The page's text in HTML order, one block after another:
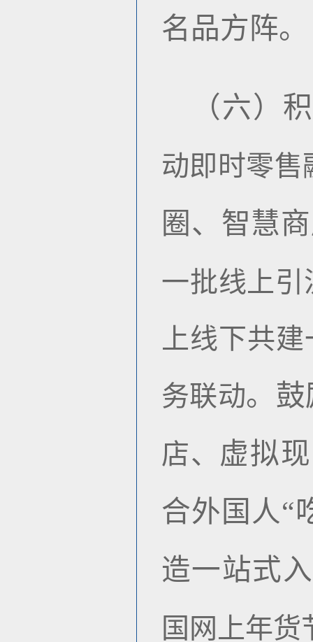
名品方阵。
（六）
动即时零售
圈、智慧
一批线上
上线下共
务联动。鼓
店、 虚拟
合外国人“
造一站式
国网上年货